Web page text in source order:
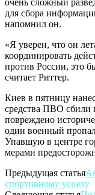
для сбора
напомнил он.
«Я уверен, что он
координировать
против России, это
считает Риттер.
Киев в пятницу
средства ПВО сбили
повреждено
один военный
Упавшую в центре
мерами
Предыдущая статья
спортивному успеху